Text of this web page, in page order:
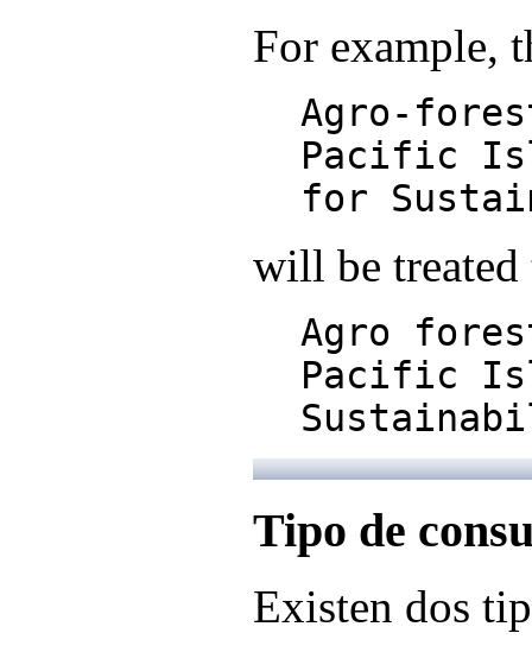
For example,
Agro-
Pacific
for
will be treated
Agro
Pacific
Tipo de
Existen dos